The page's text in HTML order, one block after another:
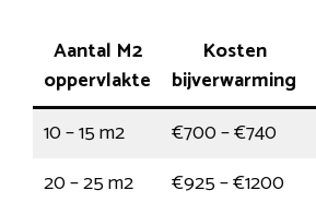
Aantal M2
oppervlakte
Kosten
bijverwarming
10 – 15 m2
€700 – €740
20 – 25 m2
€925 – €1200